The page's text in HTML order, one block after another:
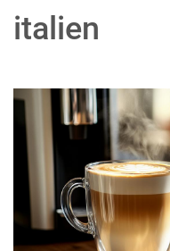
italien